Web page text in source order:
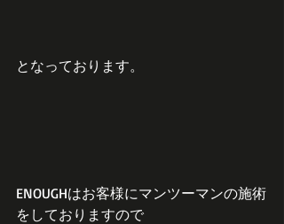
となっております。
ENOUGHはお客様にマンツーマンの施術
をしておりますので